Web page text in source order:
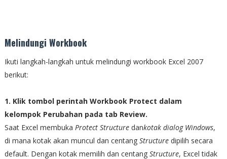
Melindungi Workbook
Ikuti langkah-langkah untuk melindungi workbook Excel 2007
berikut:
1. Klik tombol perintah Workbook Protect dalam
kelompok Perubahan pada tab Review.
Saat Excel membuka Protect Structuredankotak dialog Windows,
di mana kotak akan muncul dan centang Structuredipilih secara
default. Dengan kotak memilih dan centang Structure, Excel tidak